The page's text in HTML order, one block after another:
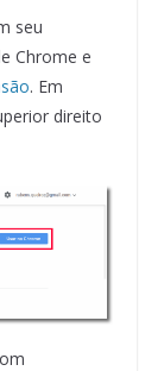
seu
Chrome e
. Em
direito